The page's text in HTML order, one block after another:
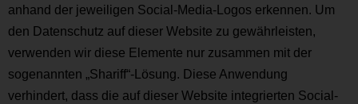
anhand der jeweiligen Social-Media-Logos erkennen. Um
den Datenschutz auf dieser Website zu gewährleisten,
verwenden wir diese Elemente nur zusammen mit der
sogenannten „Shariff“-Lösung. Diese Anwendung
verhindert, dass die auf dieser Website integrierten Social-